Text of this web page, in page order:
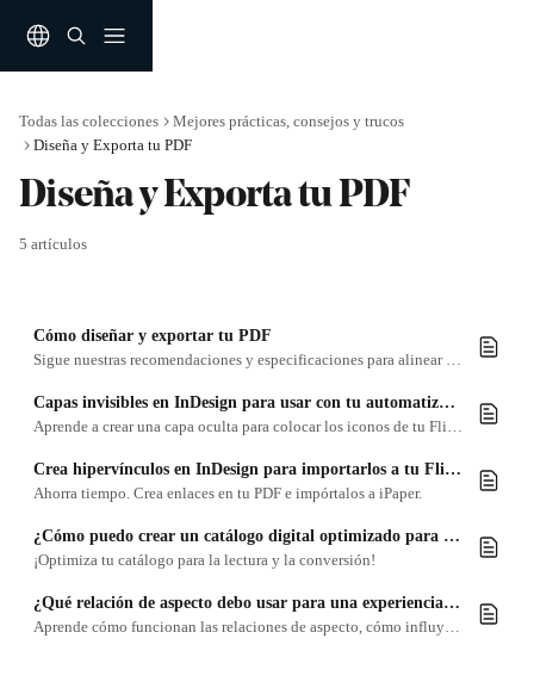
Todas las colecciones
Mejores prácticas, consejos y trucos
Diseña y Exporta tu PDF
Diseña y Exporta tu PDF
5 artículos
Cómo diseñar y exportar tu PDF
Sigue nuestras recomendaciones y especificaciones para alinear tu PDF a nuestra plataforma.
Capas invisibles en InDesign para usar con tu automatización de enriquecimientos
Aprende a crear una capa oculta para colocar los iconos de tu Flipbook con una precisión máxima.
Crea hipervínculos en InDesign para importarlos a tu Flipbook
Ahorra tiempo. Crea enlaces en tu PDF e impórtalos a iPaper.
¿Cómo puedo crear un catálogo digital optimizado para dispositivos móviles?
¡Optimiza tu catálogo para la lectura y la conversión!
¿Qué relación de aspecto debo usar para una experiencia óptima en dispositivos móviles?
Aprende cómo funcionan las relaciones de aspecto, cómo influyen en la experiencia de navegación de tu catálogo digital en dispositivos móviles y cuál te conviene más.